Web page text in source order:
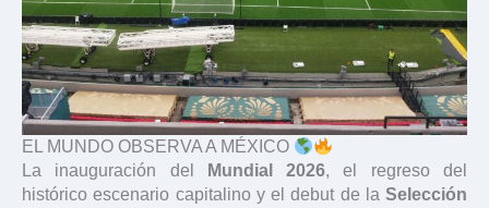
EL MUNDO OBSERVA A MÉXICO
La inauguración del
Mundial 2026, el regreso del
histórico escenario capitalino y el debut de la Selección